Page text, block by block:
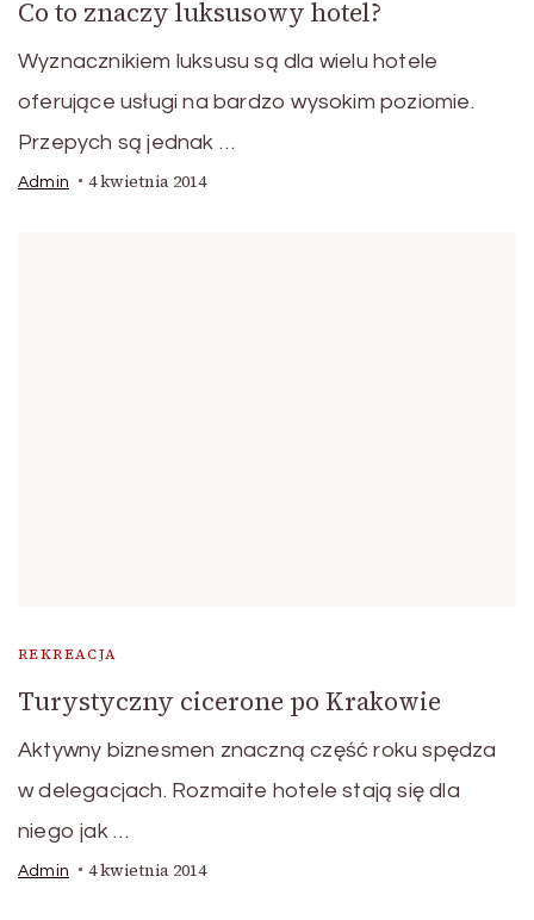
Co to znaczy luksusowy hotel?
Wyznacznikiem luksusu są dla wielu hotele
oferujące usługi na bardzo wysokim poziomie.
Przepych są jednak …
Admin 4 kwietnia 2014
REKREACJA
Turystyczny cicerone po Krakowie
Aktywny biznesmen znaczną część roku spędza
w delegacjach. Rozmaite hotele stają się dla
niego jak …
Admin 4 kwietnia 2014